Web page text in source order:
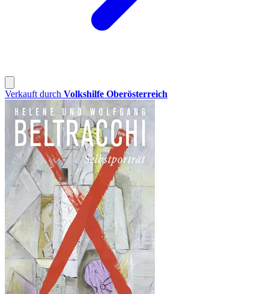
Verkauft durch Volkshilfe Oberösterreich